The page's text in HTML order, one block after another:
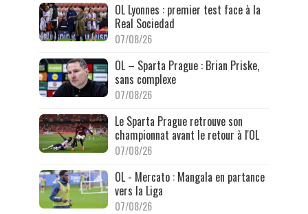
OL Lyonnes : premier test face à la
Real Sociedad
07/08/26
OL – Sparta Prague : Brian Priske,
sans complexe
07/08/26
Le Sparta Prague retrouve son
championnat avant le retour à l'OL
07/08/26
OL - Mercato : Mangala en partance
vers la Liga
07/08/26